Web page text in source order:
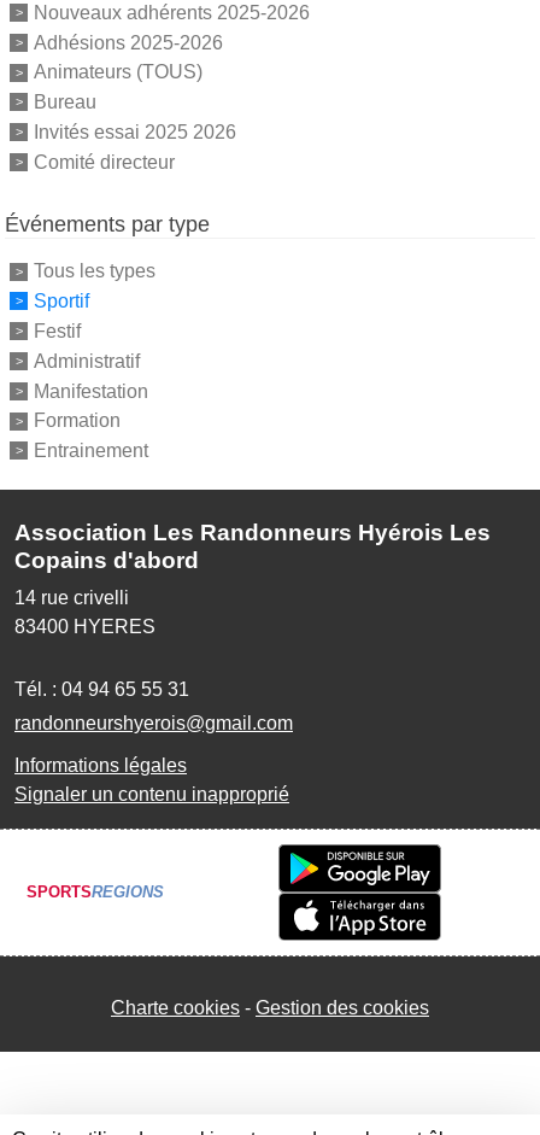
Nouveaux adhérents 2025-2026
Adhésions 2025-2026
Animateurs (TOUS)
Bureau
Invités essai 2025 2026
Comité directeur
Événements par type
Tous les types
Sportif
Festif
Administratif
Manifestation
Formation
Entrainement
Association Les Randonneurs Hyérois Les
Copains d'abord
14 rue crivelli
83400 HYERES
Tél. : 04 94 65 55 31
randonneurshyerois@gmail.com
Informations légales
Signaler un contenu inapproprié
SPORTSREGIONS
Charte cookies Gestion des cookies